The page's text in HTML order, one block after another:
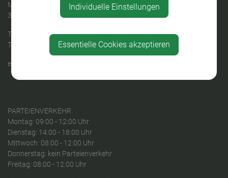
Marktstraße 30
3304 St.Georgen am Ybbsfelde
Telefon:
+43 (0)7473/2312
Telefax: +43 (0)7473/2312-18
e-mail:
PARTEIENVERKEHR
Montag: 09:00 - 12:00 Uhr
Dienstag: 14:00 - 18:00 Uhr
Mittwoch: 08:00 - 12:00 Uhr
Donnerstag: kein Parteienverkehr
Freitag: 08:00 - 12:00 Uhr
Individuelle Einstellungen
Essentielle Cookies akzeptieren